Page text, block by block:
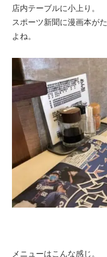
店内テーブルに小上り。
スポーツ新聞に漫画本が
よね。
メニューはこんな感じ。